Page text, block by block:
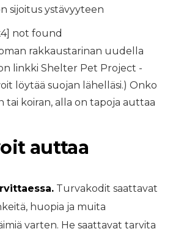
sijoitus ystävyyteen
not found
rakkaustarinan uudella
linkki Shelter Pet Project -
löytää suojan lähelläsi.) Onko
tai koiran, alla on tapoja auttaa
auttaa
Turvakodit saattavat
huopia ja muita
varten. He saattavat tarvita